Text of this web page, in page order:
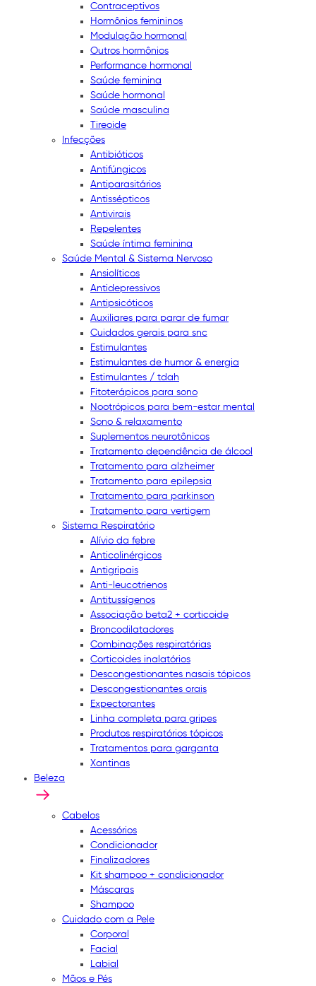
Contraceptivos
Hormônios femininos
Modulação hormonal
Outros hormônios
Performance hormonal
Saúde feminina
Saúde hormonal
Saúde masculina
Tireoide
Infecções
Antibióticos
Antifúngicos
Antiparasitários
Antissépticos
Antivirais
Repelentes
Saúde íntima feminina
Saúde Mental & Sistema Nervoso
Ansiolíticos
Antidepressivos
Antipsicóticos
Auxiliares para parar de fumar
Cuidados gerais para snc
Estimulantes
Estimulantes de humor & energia
Estimulantes / tdah
Fitoterápicos para sono
Nootrópicos para bem-estar mental
Sono & relaxamento
Suplementos neurotônicos
Tratamento dependência de álcool
Tratamento para alzheimer
Tratamento para epilepsia
Tratamento para parkinson
Tratamento para vertigem
Sistema Respiratório
Alívio da febre
Anticolinérgicos
Antigripais
Anti-leucotrienos
Antitussígenos
Associação beta2 + corticoide
Broncodilatadores
Combinações respiratórias
Corticoides inalatórios
Descongestionantes nasais tópicos
Descongestionantes orais
Expectorantes
Linha completa para gripes
Produtos respiratórios tópicos
Tratamentos para garganta
Xantinas
Beleza
Cabelos
Acessórios
Condicionador
Finalizadores
Kit shampoo + condicionador
Máscaras
Shampoo
Cuidado com a Pele
Corporal
Facial
Labial
Mãos e Pés